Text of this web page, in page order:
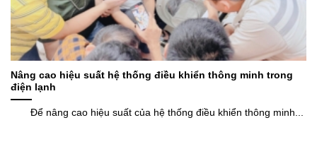
Nâng cao hiệu suất hệ thống điều khiển thông minh trong
điện lạnh
Để nâng cao hiệu suất của hệ thống điều khiển thông minh...